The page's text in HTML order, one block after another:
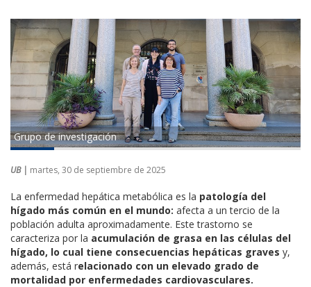
Grupo de investigación
UB | martes, 30 de septiembre de 2025
La enfermedad hepática metabólica es la patología del
hígado más común en el mundo: afecta a un tercio de la
población adulta aproximadamente. Este trastorno se
caracteriza por la acumulación de grasa en las células del
hígado, lo cual tiene consecuencias hepáticas graves y,
además, está relacionado con un elevado grado de
mortalidad por enfermedades cardiovasculares.